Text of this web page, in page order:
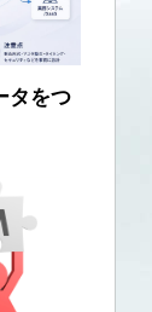
タをつ